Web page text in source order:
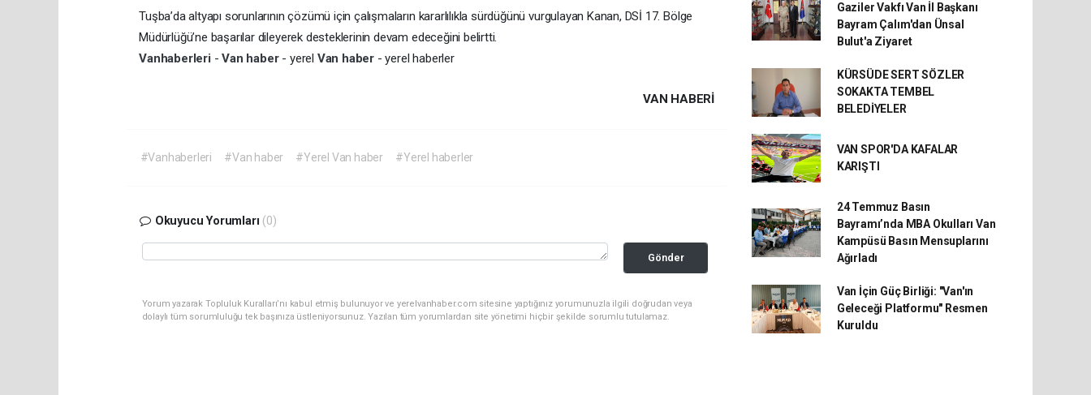
Tuşba’da altyapı sorunlarının çözümü için çalışmaların kararlılıkla sürdüğünü vurgulayan Kanan, DSİ 17. Bölge
Müdürlüğü’ne başarılar dileyerek desteklerinin devam edeceğini belirtti.
Vanhaberleri -Van haber - yerel Van haber - yerel haberler
VAN HABERİ
#Vanhaberleri #Van haber #Yerel Van haber #Yerel haberler
Okuyucu Yorumları (0)
Gönder
Yorum yazarak Topluluk Kuralları’nı kabul etmiş bulunuyor ve yerelvanhaber.com sitesine yaptığınız yorumunuzla ilgili doğrudan veya
dolaylı tüm sorumluluğu tek başınıza üstleniyorsunuz. Yazılan tüm yorumlardan site yönetimi hiçbir şekilde sorumlu tutulamaz.
Gaziler Vakfı Van İl Başkanı
Bayram Çalım'dan Ünsal
Bulut'a Ziyaret
KÜRSÜDE SERT SÖZLER
SOKAKTA TEMBEL
BELEDİYELER
VAN SPOR'DA KAFALAR
KARIŞTI
24 Temmuz Basın
Bayramı’nda MBA Okulları Van
Kampüsü Basın Mensuplarını
Ağırladı
Van İçin Güç Birliği: "Van'ın
Geleceği Platformu" Resmen
Kuruldu